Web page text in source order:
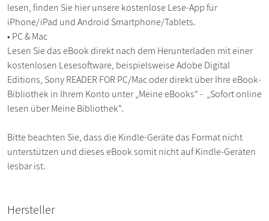
lesen, finden Sie hier unsere kostenlose Lese-App für
iPhone/iPad und Android Smartphone/Tablets.
• PC & Mac
Lesen Sie das eBook direkt nach dem Herunterladen mit einer
kostenlosen Lesesoftware, beispielsweise Adobe Digital
Editions, Sony READER FOR PC/Mac oder direkt über Ihre eBook-
Bibliothek in Ihrem Konto unter „Meine eBooks“ - „Sofort online
lesen über Meine Bibliothek“.
Bitte beachten Sie, dass die Kindle-Geräte das Format nicht
unterstützen und dieses eBook somit nicht auf Kindle-Geräten
lesbar ist.
Hersteller